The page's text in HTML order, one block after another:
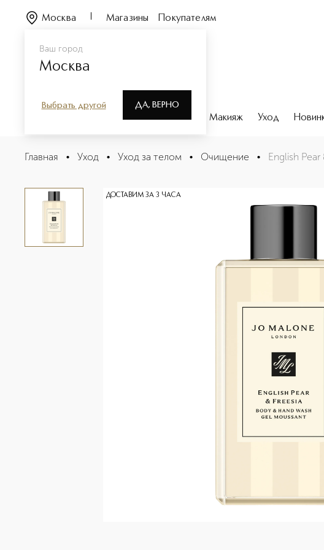
Ваш город
Москва
Выбрать другой ДА, ВЕРНО
Москва Магазины Покупателям
Парфюмерия Макияж Уход
English Pear & Freesia Body & Hand Wash Гель для душа
Описание
Главная • Уход • Уход за телом • Очищение • English
ДОСТАВИМ ЗА 3 ЧАСА